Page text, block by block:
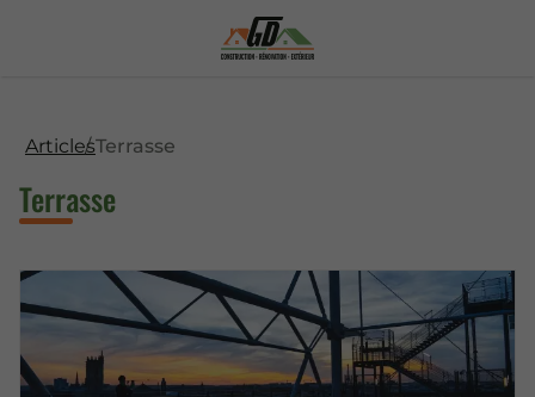
ArticlesTerrasse
Terrasse